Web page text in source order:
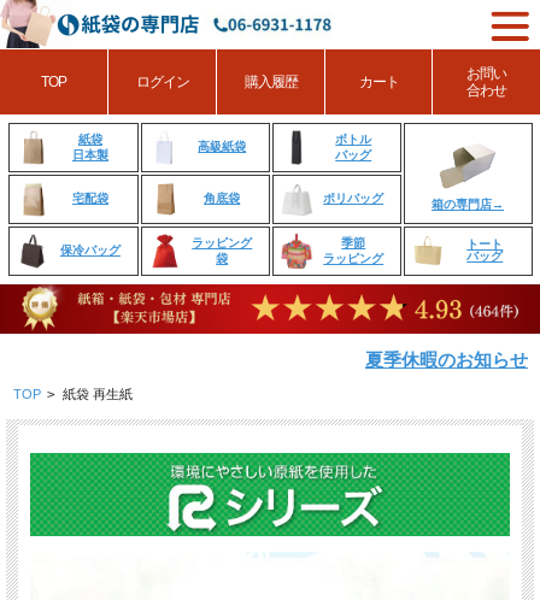
紙袋
日本製
高級紙袋
ボトル
バッグ
箱の専門店→
宅配袋 角底袋 ポリバッグ
保冷バッグ
ラッピング
袋
季節
ラッピング
トート
バッグ
夏季休暇のお知らせ
TOP > 紙袋 再生紙
TOP ログイン 購入履歴 カート
お問い
合わせ